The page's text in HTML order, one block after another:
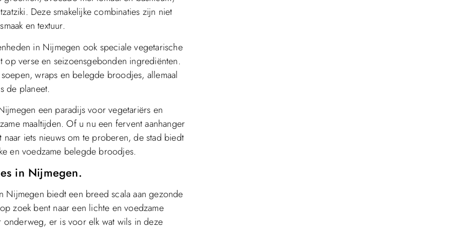
Deze smakelijke combinaties zijn niet
en textuur.
in Nijmegen ook speciale vegetarische
op verse en seizoensgebonden ingrediënten.
soepen, wraps en belegde broodjes, allemaal
de planeet.
een paradijs voor vegetariërs en
maaltijden. Of u nu een fervent aanhanger
iets nieuws om te proberen, de stad biedt
en voedzame belegde broodjes.
in Nijmegen.
biedt een breed scala aan gezonde
zoek bent naar een lichte en voedzame
er is voor elk wat wils in deze